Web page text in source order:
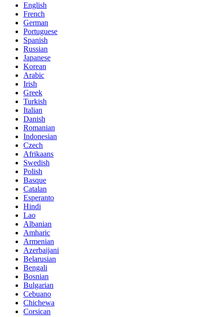
English
French
German
Portuguese
Spanish
Russian
Japanese
Korean
Arabic
Irish
Greek
Turkish
Italian
Danish
Romanian
Indonesian
Czech
Afrikaans
Swedish
Polish
Basque
Catalan
Esperanto
Hindi
Lao
Albanian
Amharic
Armenian
Azerbaijani
Belarusian
Bengali
Bosnian
Bulgarian
Cebuano
Chichewa
Corsican